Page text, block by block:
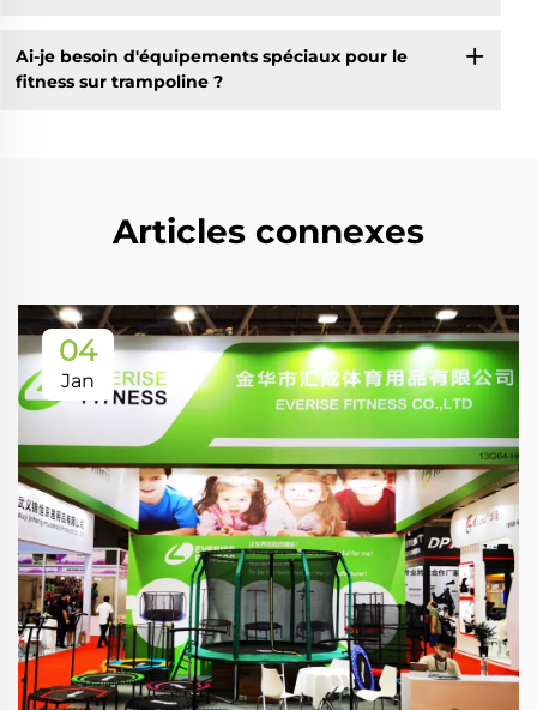
Ai-je besoin d'équipements spéciaux pour le
fitness sur trampoline ?
Articles connexes
04
Jan